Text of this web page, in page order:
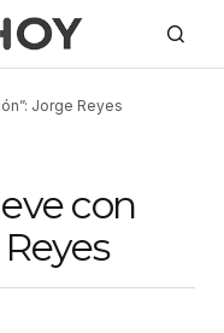
Jorge Reyes
con